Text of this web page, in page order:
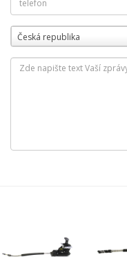
Česká republika